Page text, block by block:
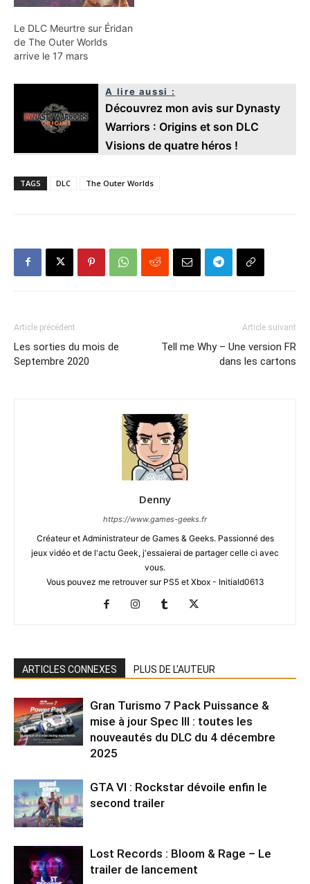
Le DLC Meurtre sur Éridan
de The Outer Worlds
arrive le 17 mars
A lire aussi :
Découvrez mon avis sur Dynasty
Warriors : Origins et son DLC
Visions de quatre héros !
TAGS DLC The Outer Worlds
Article précédent
Les sorties du mois de
Septembre 2020
Article suivant
Tell me Why – Une version FR
dans les cartons
Denny
https://www.games-geeks.fr
Créateur et Administrateur de Games & Geeks. Passionné des
jeux vidéo et de l'actu Geek, j'essaierai de partager celle ci avec
vous.
Vous pouvez me retrouver sur PS5 et Xbox - Initiald0613
ARTICLES CONNEXES PLUS DE L'AUTEUR
Gran Turismo 7 Pack Puissance &
mise à jour Spec III : toutes les
nouveautés du DLC du 4 décembre
2025
GTA VI : Rockstar dévoile enfin le
second trailer
Lost Records : Bloom & Rage – Le
trailer de lancement